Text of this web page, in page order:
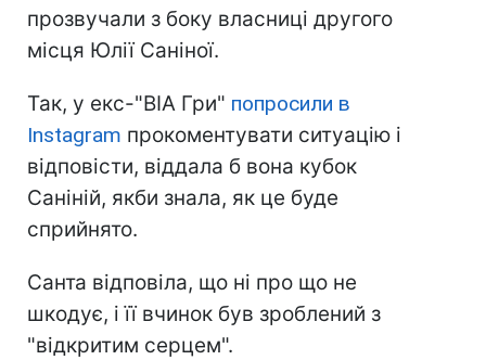
прозвучали з боку власниці другого
місця Юлії Саніної.
Так, у екс-"ВІА Гри" попросили в
Instagram прокоментувати ситуацію і
відповісти, віддала б вона кубок
Саніній, якби знала, як це буде
сприйнято.
Санта відповіла, що ні про що не
шкодує, і її вчинок був зроблений з
"відкритим серцем".